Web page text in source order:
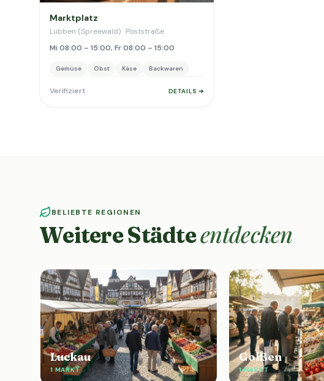
Marktplatz
Lübben (Spreewald) · Poststraße
Mi 08:00 – 15:00, Fr 08:00 – 15:00
Gemüse Obst Käse Backwaren
Verifiziert DETAILS ➔
BELIEBTE REGIONEN
Weitere Städteentdecken
Luckau
1 MARKT
Golßen
1 MARKT